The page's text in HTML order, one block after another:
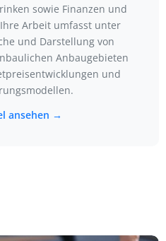
sowie Finanzen und
Arbeit umfasst unter
und Darstellung von
Anbaugebieten
und
ansehen →